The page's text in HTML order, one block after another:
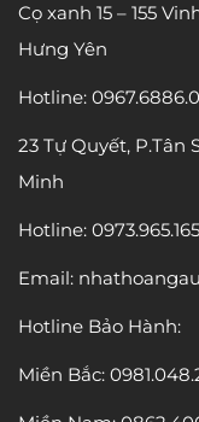
Cọ xanh 15 – 155
Hưng Yên
Hotline:
23 Tự Quyết, P.Tân
Minh
Hotline: 0973.965.165
Email:
Hotline Bảo Hành:
Miền Bắc: